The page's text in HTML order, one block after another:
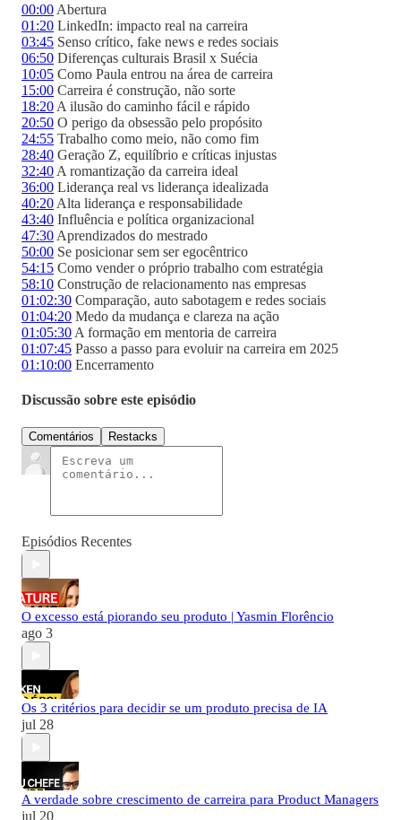
00:00 Abertura
01:20 LinkedIn: impacto real na carreira
03:45 Senso crítico, fake news e redes sociais
06:50 Diferenças culturais Brasil x Suécia
10:05 Como Paula entrou na área de carreira
15:00 Carreira é construção, não sorte
18:20 A ilusão do caminho fácil e rápido
20:50 O perigo da obsessão pelo propósito
24:55 Trabalho como meio, não como fim
28:40 Geração Z, equilíbrio e críticas injustas
32:40 A romantização da carreira ideal
36:00 Liderança real vs liderança idealizada
40:20 Alta liderança e responsabilidade
43:40 Influência e política organizacional
47:30 Aprendizados do mestrado
50:00 Se posicionar sem ser egocêntrico
54:15 Como vender o próprio trabalho com estratégia
58:10 Construção de relacionamento nas empresas
01:02:30 Comparação, auto sabotagem e redes sociais
01:04:20 Medo da mudança e clareza na ação
01:05:30 A formação em mentoria de carreira
01:07:45 Passo a passo para evoluir na carreira em 2025
01:10:00 Encerramento
Discussão sobre este episódio
Comentários Restacks
Episódios Recentes
O excesso está piorando seu produto | Yasmin Florêncio
ago 3
Os 3 critérios para decidir se um produto precisa de IA
jul 28
A verdade sobre crescimento de carreira para Product Managers
jul 20